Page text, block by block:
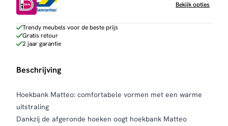
Bekijk opties
Trendy meubels voor de beste prijs
Gratis retour
2 jaar garantie
Beschrijving
Hoekbank Matteo: comfortabele vormen met een warme
uitstraling
Dankzij de afgeronde hoeken oogt hoekbank Matteo